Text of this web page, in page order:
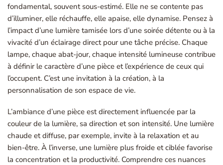
fondamental, souvent sous-estimé. Elle ne se contente pas
d’illuminer, elle réchauffe, elle apaise, elle dynamise. Pensez à
l’impact d’une lumière tamisée lors d’une soirée détente ou à la
vivacité d’un éclairage direct pour une tâche précise. Chaque
lampe, chaque abat-jour, chaque intensité lumineuse contribue
à définir le caractère d’une pièce et l’expérience de ceux qui
l’occupent. C’est une invitation à la création, à la
personnalisation de son espace de vie.
L’ambiance d’une pièce est directement influencée par la
couleur de la lumière, sa direction et son intensité. Une lumière
chaude et diffuse, par exemple, invite à la relaxation et au
bien-être. À l’inverse, une lumière plus froide et ciblée favorise
la concentration et la productivité. Comprendre ces nuances